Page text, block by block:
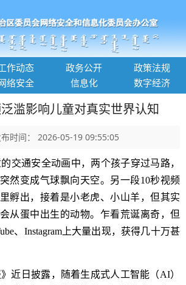
作动态 政务公开
政策法规
络安全 信息化 数字经济
滥影响儿童对真实世界认知
时间： 2026-05-19 09:55:05
交通安全动画中，两个孩子穿过马路，
然变成气球飘向天空。另一段10秒视频
孵出，接着是小老虎、小山羊，但其实
从蛋中出生的动物。乍看荒诞离奇，但
、Instagram上大量出现，获得几十万甚
近日披露，随着生成式人工智能（AI）